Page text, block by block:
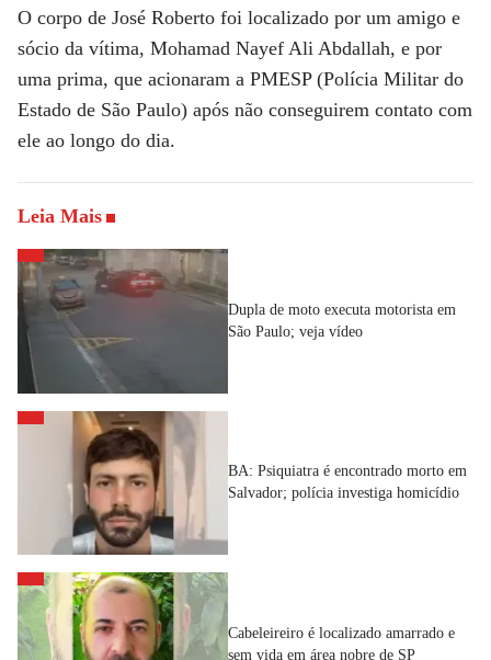
O corpo de José Roberto foi localizado por um amigo e
sócio da vítima, Mohamad Nayef Ali Abdallah, e por
uma prima, que acionaram a PMESP (Polícia Militar do
Estado de São Paulo) após não conseguirem contato com
ele ao longo do dia.
Leia Mais
Dupla de moto executa motorista em
São Paulo; veja vídeo
BA: Psiquiatra é encontrado morto em
Salvador; polícia investiga homicídio
Cabeleireiro é localizado amarrado e
sem vida em área nobre de SP